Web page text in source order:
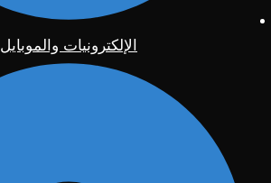
الإلكترونيات والموبايل